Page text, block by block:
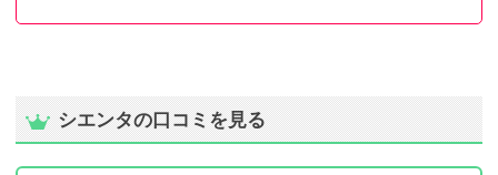
シエンタの口コミを見る